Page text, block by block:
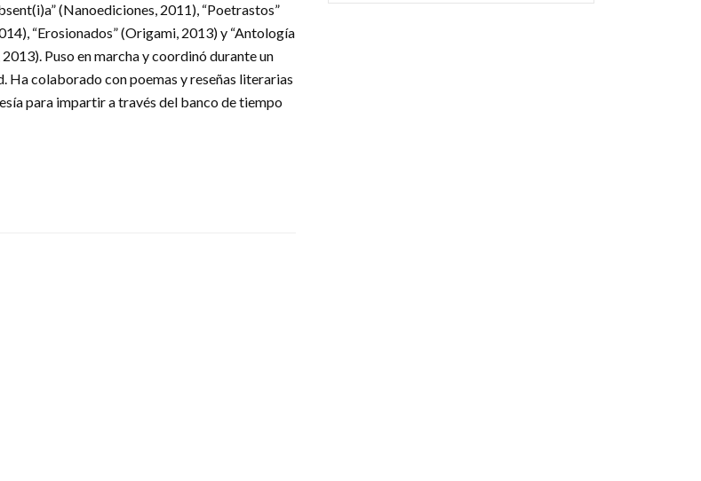
(Nanoediciones, 2011), “Poetrastos”
“Erosionados” (Origami, 2013) y “Antología
Puso en marcha y coordinó durante un
Ha colaborado con poemas y reseñas literarias
para impartir a través del banco de tiempo